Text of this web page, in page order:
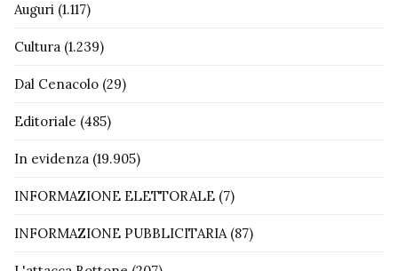
Auguri (1.117)
Cultura (1.239)
Dal Cenacolo (29)
Editoriale (485)
In evidenza (19.905)
INFORMAZIONE ELETTORALE (7)
INFORMAZIONE PUBBLICITARIA(87)